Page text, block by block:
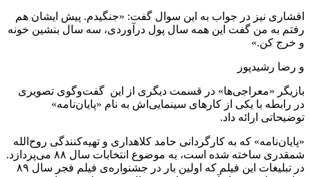
افشاری نیز در جواب به این سوال گفت: «جنگیدم. پیش ایشان هم
رفتم به من گفت این همه سال پول درآوردی، سه سال بنشین خونه
و خرج کن.»
و رضا رشیدپور
بازیگر «معراجی‌ها» در قسمت دیگری از این گفت‌و‌گوی تصویری
در رابطه با یکی از کارهای سینمایی‌اش به نام «پایان‌نامه»
توضیحاتی ارائه داد.
«پایان‌نامه» که به کارگردانی حامد کلاهداری و تهیه‌کنندگی روح‌الله
شمقدری ساخته شده است، به موضوع انتخابات سال ۸۸ می‌پردازد.
در تبلیغات این فیلم که اولین بار در جشنواره‌ی فیلم فجر سال ۸۹